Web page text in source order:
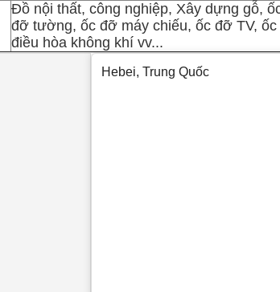
Đồ nội thất, công nghiệp, Xây dựng gỗ,
đỡ tường, ốc đỡ máy chiếu, ốc đỡ TV,
điều hòa không khí vv...
Hebei, Trung Quốc